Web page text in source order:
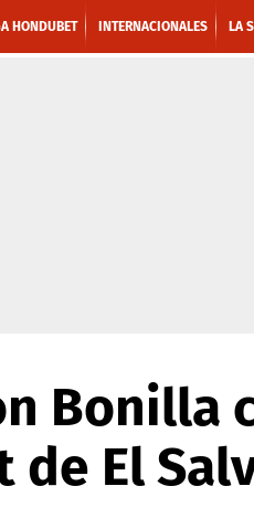
HONDUBET INTERNACIONALES LA
Bonilla
de El